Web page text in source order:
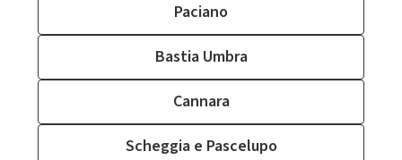
Paciano
Bastia Umbra
Cannara
Scheggia e Pascelupo